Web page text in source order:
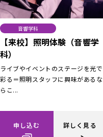
音響学科
【来校】照明体験（音響学
科）
ライブやイベントのステージを光で
彩る＝照明スタッフに興味があるな
らこ...
申し込む 詳しく見る